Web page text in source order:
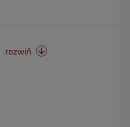
rozwiń 